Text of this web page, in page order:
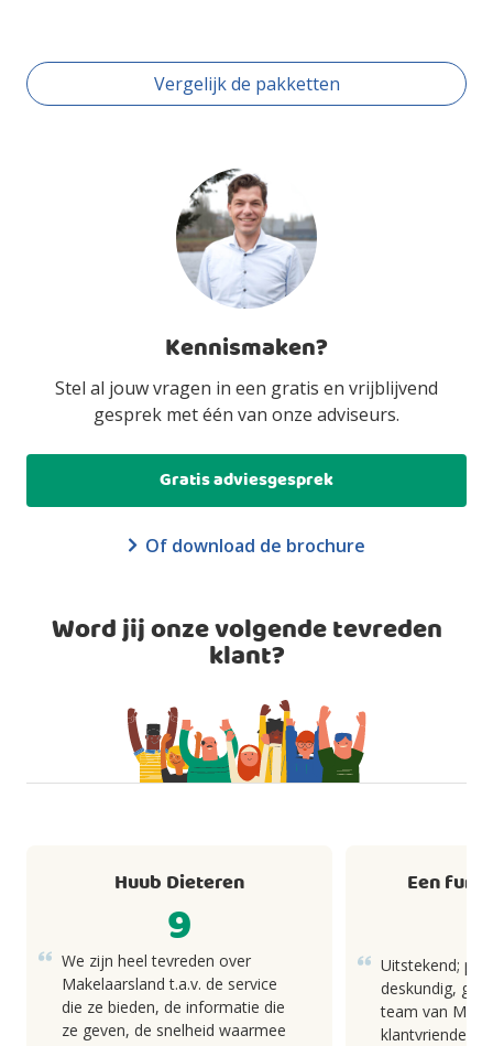
Vergelijk de pakketten
Kennismaken?
Stel al jouw vragen in een gratis en vrijblijvend
gesprek met één van onze adviseurs.
Gratis adviesgesprek
Of download de brochure
Word jij onze volgende tevreden
klant?
Huub Dieteren
9
We zijn heel tevreden over
Makelaarsland t.a.v. de service
die ze bieden, de informatie die
ze geven, de snelheid waarmee
Een
Uitstekend;
deskundig,
team van
klantvriendelijk